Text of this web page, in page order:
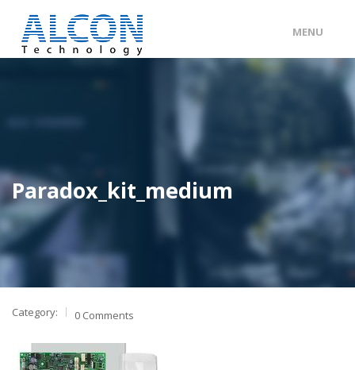
MENU
ENG / 中文
產品及服務
工程個案
聯絡我們
Paradox_kit_medium
Category: 0 Comments